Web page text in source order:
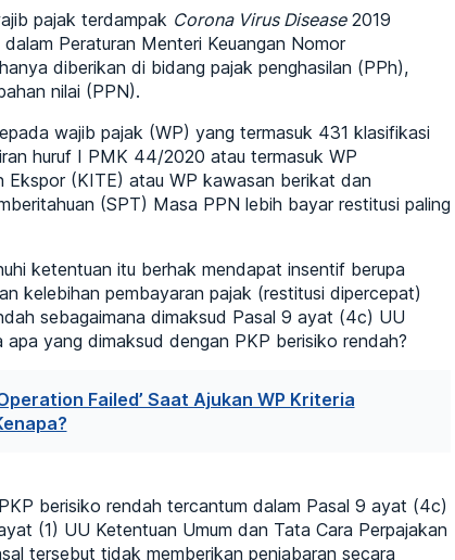
pajak terdampak Corona Virus Disease2019
Peraturan Menteri Keuangan Nomor
diberikan di bidang pajak penghasilan (PPh),
nilai (PPN).
wajib pajak (WP) yang termasuk 431 klasifikasi
huruf I PMK 44/2020 atau termasuk WP
Ekspor (KITE) atau WP kawasan berikat dan
(SPT) Masa PPN lebih bayar restitusi paling
ketentuan itu berhak mendapat insentif berupa
kelebihan pembayaran pajak (restitusi dipercepat)
sebagaimana dimaksud Pasal 9 ayat (4c) UU
apa yang dimaksud dengan PKP berisiko rendah?
Failed’ Saat Ajukan WP Kriteria
berisiko rendah tercantum dalam Pasal 9 ayat (4c)
(1) UU Ketentuan Umum dan Tata Cara Perpajakan
tersebut tidak memberikan penjabaran secara